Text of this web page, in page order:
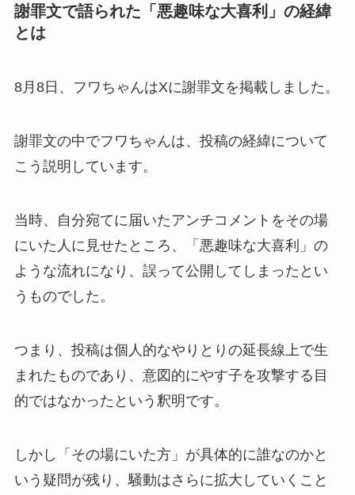
謝罪文で語られた「悪趣味な大喜利」の経緯
とは
8月8日、フワちゃんはXに謝罪文を掲載しました。
謝罪文の中でフワちゃんは、投稿の経緯について
こう説明しています。
当時、自分宛てに届いたアンチコメントをその場
にいた人に見せたところ、「悪趣味な大喜利」の
ような流れになり、誤って公開してしまったとい
うものでした。
つまり、投稿は個人的なやりとりの延長線上で生
まれたものであり、意図的にやす子を攻撃する目
的ではなかったという釈明です。
しかし「その場にいた方」が具体的に誰なのかと
いう疑問が残り、騒動はさらに拡大していくこと